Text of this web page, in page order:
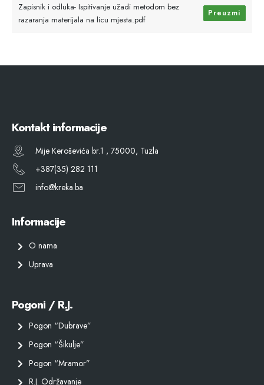
Zapisnik i odluka- Ispitivanje užadi metodom bez
razaranja materijala na licu mjesta.pdf
Preuzmi
Kontakt informacije
Mije Keroševića br.1 , 75000, Tuzla
+387(35) 282 111
info@kreka.ba
Informacije
O nama
Uprava
Pogoni / R.J.
Pogon “Dubrave”
Pogon “Šikulje”
Pogon “Mramor”
R.J. Održavanje